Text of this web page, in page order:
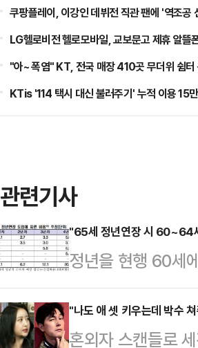
쿠팡플레이, 이강인 데뷔전 직관 팬에 '역조공
LG헬로비전 헬로모바일, 교보문고 제휴 알뜰
"아~ 폭염" KT, 전국 매장 410곳 무더위 쉼터
KTis '114 택시 대신 불러주기' 누적 이용 15
관련기사
"65세 정년연장 시 60~64
정년을 현행 60세
른 비용이 연간 30
협회(이하 ‘한경협
비용 추정 및 시사
"나도 애 셋 키우는데 박수
혼외자 스캔들로